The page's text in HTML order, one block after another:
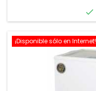

¡Disponible sólo en Internet!